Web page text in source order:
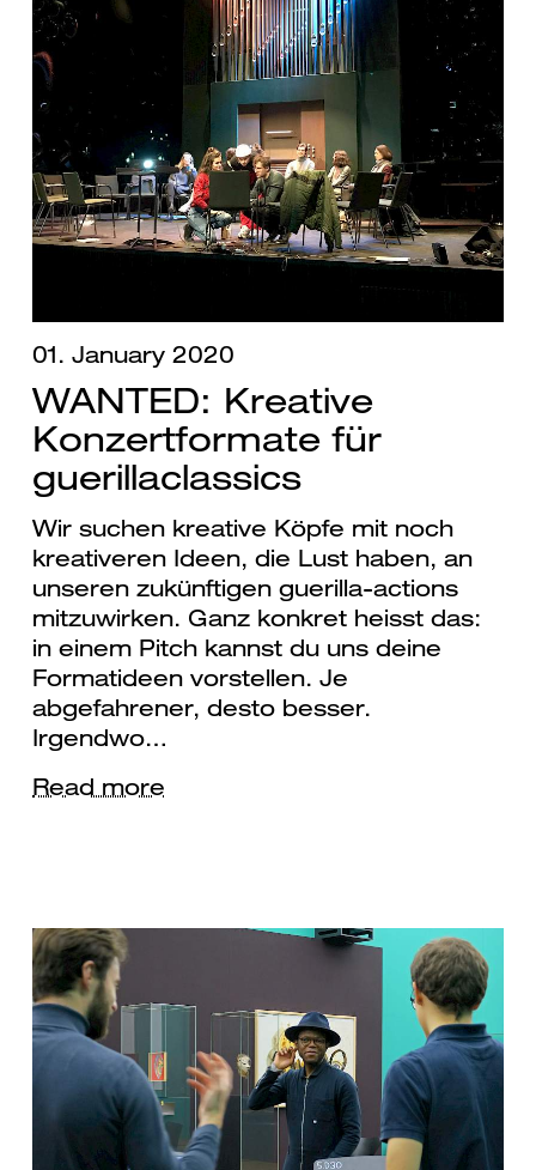
01. January 2020
WANTED: Kreative
Konzertformate für
guerillaclassics
Wir suchen kreative Köpfe mit noch
kreativeren Ideen, die Lust haben, an
unseren zukünftigen guerilla-actions
mitzuwirken. Ganz konkret heisst das:
in einem Pitch kannst du uns deine
Formatideen vorstellen. Je
abgefahrener, desto besser.
Irgendwo…
Read more